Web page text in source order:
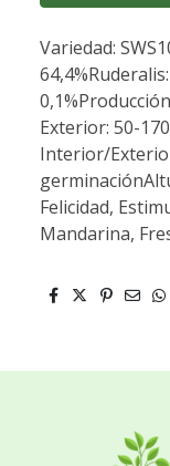
Variedad:
Exterior: 50-
Interior/
Felicidad,
Mandarina,